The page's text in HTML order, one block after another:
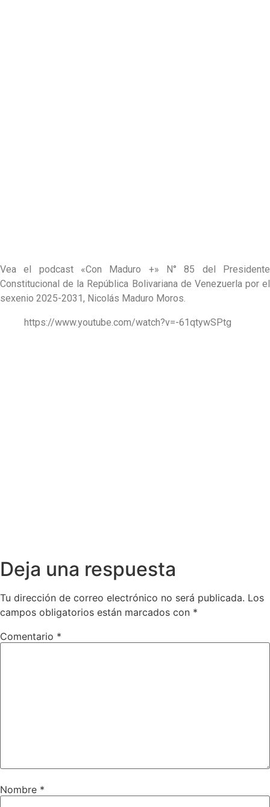
Vea el podcast «Con Maduro +» N° 85 del Presidente
Constitucional de la República Bolivariana de Venezuerla por el
sexenio 2025-2031, Nicolás Maduro Moros.
https://www.youtube.com/watch?v=-61qtywSPtg
Deja una respuesta
Tu dirección de correo electrónico no será publicada. Los
campos obligatorios están marcados con *
Comentario *
Nombre *